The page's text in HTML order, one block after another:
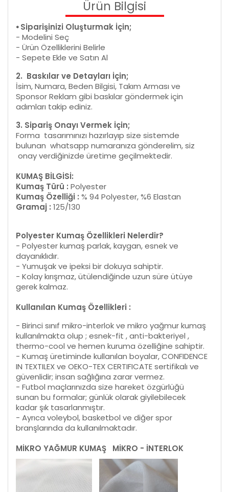
Ürün Bilgisi
⦁ Siparişinizi Oluşturmak İçin;
- Modelini Seç
- Ürün Özelliklerini Belirle
- Sepete Ekle ve Satın Al
2. Baskılar ve Detayları İçin;
İsim, Numara, Beden Bilgisi, Takım Arması ve
Sponsor Reklam gibi baskılar göndermek için
adımları takip ediniz.
3. Sipariş Onayı Vermek İçin;
Forma tasarımınızı hazırlayıp size sistemde
bulunan whatsapp numaranıza gönderelim, siz
onay verdiğinizde üretime geçilmektedir.
KUMAŞ BİLGİSİ:
Kumaş Türü : Polyester
Kumaş Özelliği : % 94 Polyester, %6 Elastan
Gramaj : 125/130
Polyester Kumaş Özellikleri Nelerdir?
- Polyester kumaş parlak, kaygan, esnek ve
dayanıklıdır.
- Yumuşak ve ipeksi bir dokuya sahiptir.
- Kolay kırışmaz, ütülendiğinde uzun süre ütüye
gerek kalmaz.
Kullanılan Kumaş Özellikleri :
- Birinci sınıf mikro-interlok ve mikro yağmur kumaş
kullanılmakta olup ; esnek-fit , anti-bakteriyel ,
thermo-cool ve hemen kuruma özelliğine sahiptir.
- Kumaş üretiminde kullanılan boyalar, CONFIDENCE
IN TEXTILEX ve OEKO-TEX CERTIFICATE sertifikalı ve
güvenlidir; insan sağlığına zarar vermez.
- Futbol maçlarınızda size hareket özgürlüğü
sunan bu formalar; günlük olarak giyilebilecek
kadar şık tasarlanmıştır.
- Ayrıca voleybol, basketbol ve diğer spor
branşlarında da kullanılmaktadır.
MİKRO YAĞMUR KUMAŞ MİKRO - İNTERLOK